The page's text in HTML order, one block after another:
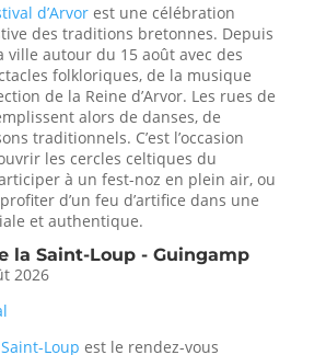
d’Arvorest une célébration
des traditions bretonnes. Depuis
ville autour du 15 août avec des
folkloriques, de la musique
de la Reine d’Arvor. Les rues de
alors de danses, de
traditionnels. C’est l’occasion
les cercles celtiques du
à un fest-noz en plein air, ou
d’un feu d’artifice dans une
et authentique.
la Saint-Loup - Guingamp
2026
Loup est le rendez-vous